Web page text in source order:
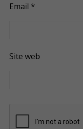
Email *
Site web